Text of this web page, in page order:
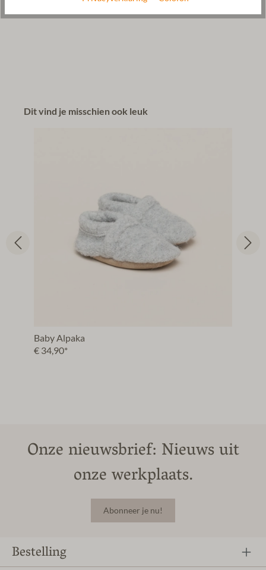
Dit vind je misschien ook leuk
Baby Alpaka
€ 34,90*
Onze nieuwsbrief: Nieuws uit
onze werkplaats.
Abonneer je nu!
Bestelling